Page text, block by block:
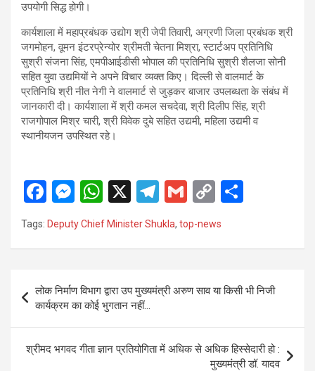
उपयोगी सिद्ध होगी।
कार्यशाला में महाप्रबंधक उद्योग श्री जेपी तिवारी, अग्रणी जिला प्रबंधक श्री
जगमोहन, वूमन इंटरप्रेन्योर श्रीमती चेतना मिश्रा, स्टार्टअप प्रतिनिधि
सुश्री संजना सिंह, एमपीआईडीसी भोपाल की प्रतिनिधि सुश्री शैलजा सोनी
सहित युवा उद्यमियों ने अपने विचार व्यक्त किए। दिल्ली से वालमार्ट के
प्रतिनिधि श्री नीत नेगी ने वालमार्ट से जुड़कर बाजार उपलब्धता के संबंध में
जानकारी दी। कार्यशाला में श्री कमल सचदेवा, श्री दिलीप सिंह, श्री
राजगोपाल मिश्र चारी, श्री विवेक दुबे सहित उद्यमी, महिला उद्यमी व
स्थानीयजन उपस्थित रहे।
F
a
ce
o
o
k
M
es
se
g
er
W
h
A
p
p
X
T
el
a
m
G
ail
C
n
Tags: Deputy Chief Minister Shukla, top-news
Post
navigation
लोक निर्माण विभाग द्वारा उप मुख्यमंत्री अरुण साव या किसी भी निजी
कार्यक्रम का कोई भुगतान नहीं…
श्रीमद भगवद गीता ज्ञान प्रतियोगिता में अधिक से अधिक हिस्सेदारी हो :
मुख्यमंत्री डॉ. यादव